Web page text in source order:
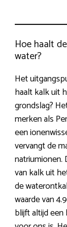
Hoe haalt
water?
Het
haalt kalk uit
grondslag?
merken als
een
vervangt de
natriumionen.
van kalk uit
de
waarde van
blijft altijd